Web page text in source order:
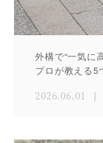
外構で“一気に
プロが教える5
2026.06.01